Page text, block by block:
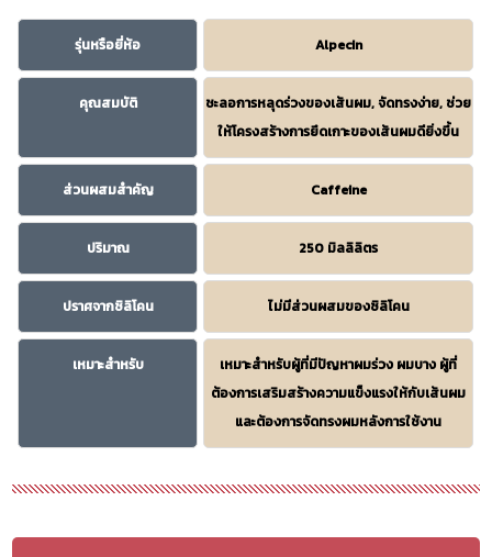
รุ่นหรือยี่ห้อ Alpecin
คุณสมบัติ
ชะลอการหลุดร่วงของเส้นผม, จัดทรงง่าย, ช่วย
ให้โครงสร้างการยึดเกาะของเส้นผมดียิ่งขึ้น
ส่วนผสมสำคัญ Caffeine
ปริมาณ 250 มิลลิลิตร
ปราศจากซิลิโคน ไม่มีส่วนผสมของซิลิโคน
เหมาะสำหรับ
เหมาะสำหรับผู้ที่มีปัญหาผมร่วง ผมบาง ผู้ที่
ต้องการเสริมสร้างความแข็งแรงให้กับเส้นผม
และต้องการจัดทรงผมหลังการใช้งาน